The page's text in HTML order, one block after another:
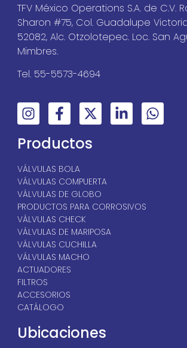
TFV México Operations S.A. de C.V.
Sharon #75, Col. Guadalupe
52082, Alc. Otzolotepec. Loc. San
Mimbres.
Tel. 55-5573-4694
Productos
VÁLVULAS BOLA
VÁLVULAS COMPUERTA
VÁLVULAS DE GLOBO
PRODUCTOS PARA CORROSIVOS
VÁLVULAS CHECK
VÁLVULAS DE MARIPOSA
VÁLVULAS CUCHILLA
VÁLVULAS MACHO
ACTUADORES
FILTROS
ACCESORIOS
CATÁLOGO
Ubicaciones